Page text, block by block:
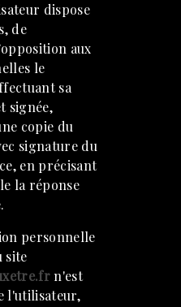
dispose
de
aux
le
sa
signée,
copie du
signature du
en précisant
la réponse
personnelle
site
n'est
l'utilisateur,